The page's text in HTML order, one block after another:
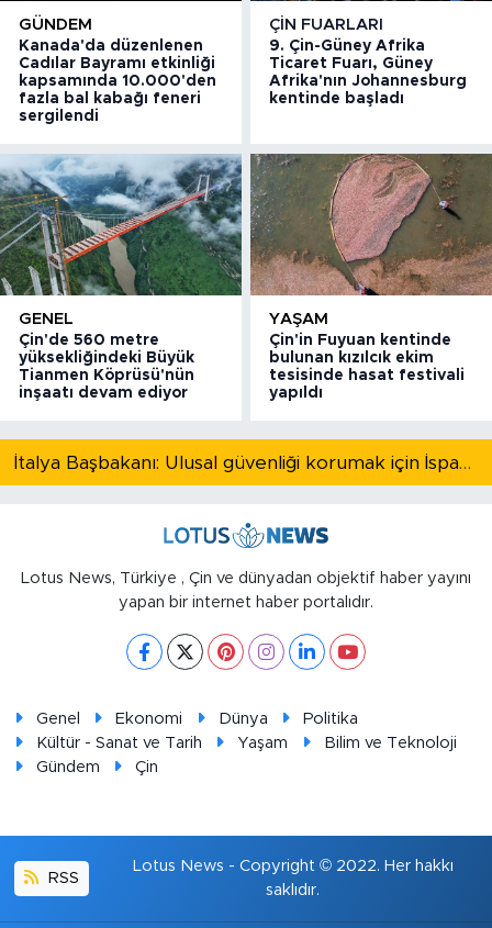
GÜNDEM
Kanada'da düzenlenen
Cadılar Bayramı etkinliği
kapsamında 10.000'den
fazla bal kabağı feneri
sergilendi
ÇIN FUARLARI
9. Çin-Güney Afrika
Ticaret Fuarı, Güney
Afrika'nın Johannesburg
kentinde başladı
GENEL
Çin'de 560 metre
yüksekliğindeki Büyük
Tianmen Köprüsü'nün
inşaatı devam ediyor
YAŞAM
Çin'in Fuyuan kentinde
bulunan kızılcık ekim
tesisinde hasat festivali
yapıldı
İtalya Başbakanı: Ulusal güvenliği korumak için İspanya ile Schengen kapsamındaki serbest dolaşımı askıya alıyoruz
Lotus News, Türkiye , Çin ve dünyadan objektif haber yayını
yapan bir internet haber portalıdır.
Genel Ekonomi Dünya
Politika
Kültür - Sanat ve Tarih
Yaşam
Bilim ve Teknoloji
Gündem
Çin
RSS
Lotus News - Copyright © 2022. Her hakkı
saklıdır.